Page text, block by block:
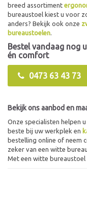
breed assortiment
bureaustoel kiest u voor
anders? Bekijk ook onze
bureaustoelen.
Bestel vandaag nog
én comfort
0473 63 43 73
Bekijk ons aanbod en
Onze specialisten helpen
beste bij uw werkplek en
bestelling online of neem
zeker van een witte
Met een witte bureaustoel